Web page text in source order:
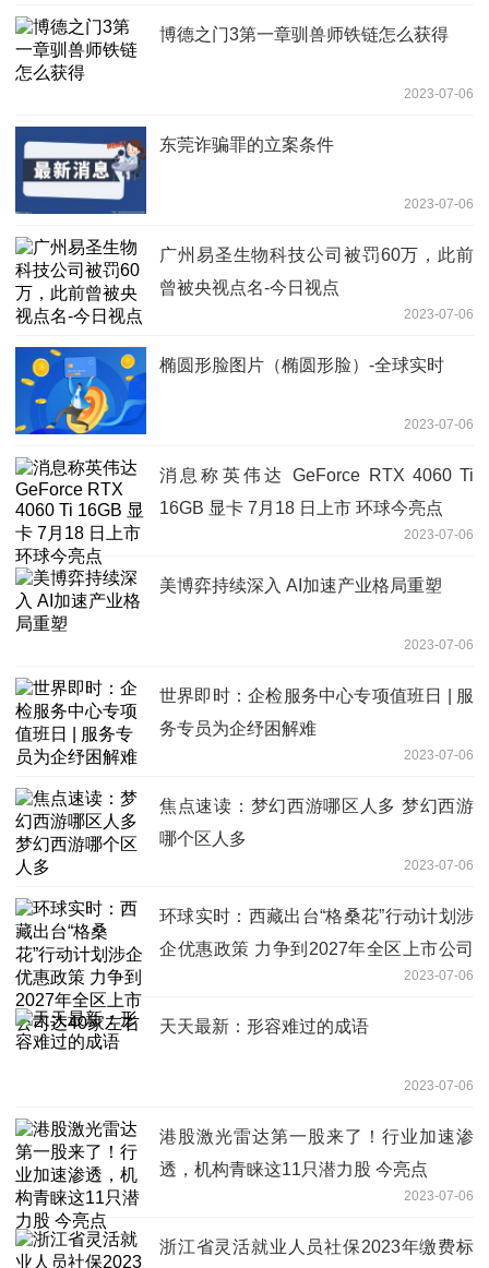
博德之门3第一章驯兽师铁链怎么获得
2023-07-06
东莞诈骗罪的立案条件
2023-07-06
广州易圣生物科技公司被罚60万，此前
曾被央视点名-今日视点
2023-07-06
椭圆形脸图片（椭圆形脸）-全球实时
2023-07-06
消息称英伟达 GeForce RTX 4060 Ti
16GB 显卡 7月18 日上市 环球今亮点
2023-07-06
美博弈持续深入 AI加速产业格局重塑
2023-07-06
世界即时：企检服务中心专项值班日 | 服
务专员为企纾困解难
2023-07-06
焦点速读：梦幻西游哪区人多 梦幻西游
哪个区人多
2023-07-06
环球实时：西藏出台“格桑花”行动计划涉
企优惠政策 力争到2027年全区上市公司
2023-07-06
天天最新：形容难过的成语
2023-07-06
港股激光雷达第一股来了！行业加速渗
透，机构青睐这11只潜力股 今亮点
2023-07-06
浙江省灵活就业人员社保2023年缴费标